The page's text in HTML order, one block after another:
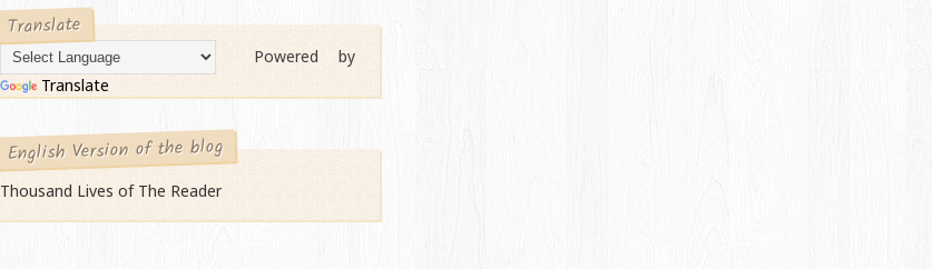
Translate
Powered by
Translate
English Version of the blog
Thousand Lives of The Reader